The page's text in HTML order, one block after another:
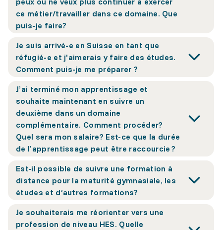
ce métier/travailler dans ce domaine. Que
puis-je faire?
Je suis arrivé-e en Suisse en tant que
réfugié-e et j'aimerais y faire des études.
Comment puis-je me préparer ?
J’ai terminé mon apprentissage et
souhaite maintenant en suivre un
deuxième dans un domaine
complémentaire. Comment procéder?
Quel sera mon salaire? Est-ce que la durée
de l’apprentissage peut être raccourcie ?
Est-il possible de suivre une formation à
distance pour la maturité gymnasiale, les
études et d’autres formations?
Je souhaiterais me réorienter vers une
profession de niveau HES. Quelle